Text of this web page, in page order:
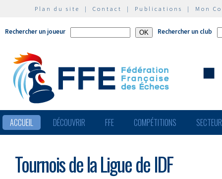
Plan du site | Contact | Publications | Mon
Rechercher un joueur Rechercher un club
ACCUEIL DÉCOUVRIR FFE COMPÉTITIONS
Tournois de la Ligue de IDF